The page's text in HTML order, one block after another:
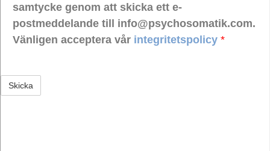
samtycke genom att skicka ett e-
postmeddelande till info@psychosomatik.com.
Vänligen acceptera vår integritetspolicy *